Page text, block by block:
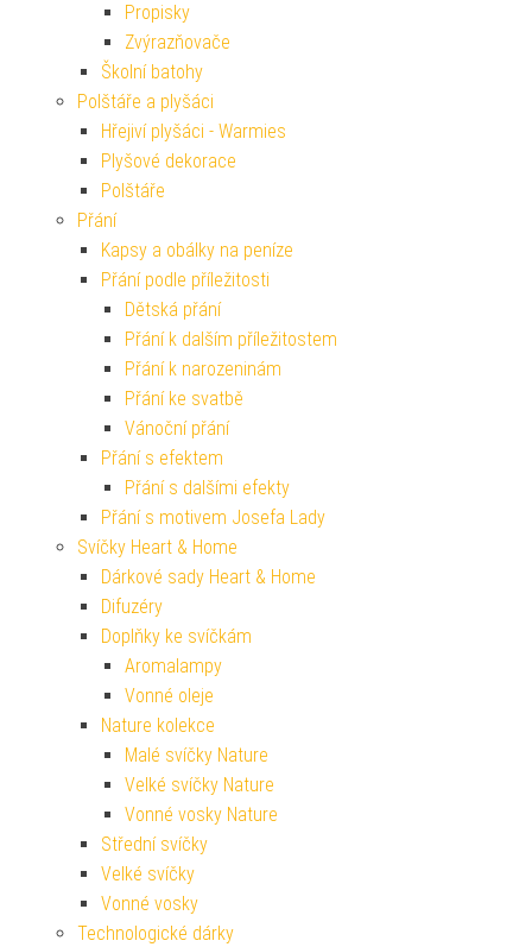
Propisky
Zvýrazňovače
Školní batohy
Polštáře a plyšáci
Hřejiví plyšáci - Warmies
Plyšové dekorace
Polštáře
Přání
Kapsy a obálky na peníze
Přání podle příležitosti
Dětská přání
Přání k dalším příležitostem
Přání k narozeninám
Přání ke svatbě
Vánoční přání
Přání s efektem
Přání s dalšími efekty
Přání s motivem Josefa Lady
Svíčky Heart & Home
Dárkové sady Heart & Home
Difuzéry
Doplňky ke svíčkám
Aromalampy
Vonné oleje
Nature kolekce
Malé svíčky Nature
Velké svíčky Nature
Vonné vosky Nature
Střední svíčky
Velké svíčky
Vonné vosky
Technologické dárky